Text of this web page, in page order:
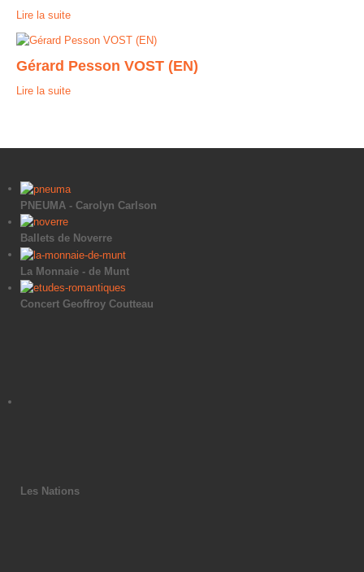
Lire la suite
Gérard Pesson VOST (EN)
Lire la suite
PNEUMA - Carolyn Carlson
Ballets de Noverre
La Monnaie - de Munt
Concert Geoffroy Coutteau
Les Nations